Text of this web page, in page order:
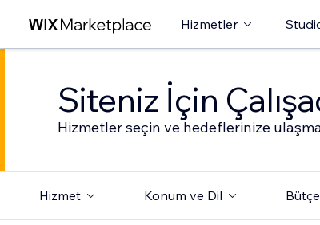
Hizmetler
Siteniz İçin
Hizmetler seçin ve hedeflerinize
Hizmet Konum ve Dil Bütçe